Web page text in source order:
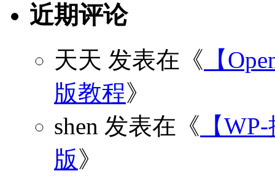
近期评论
天天 发表在《 【
版教程》
shen 发表在《 【
版》